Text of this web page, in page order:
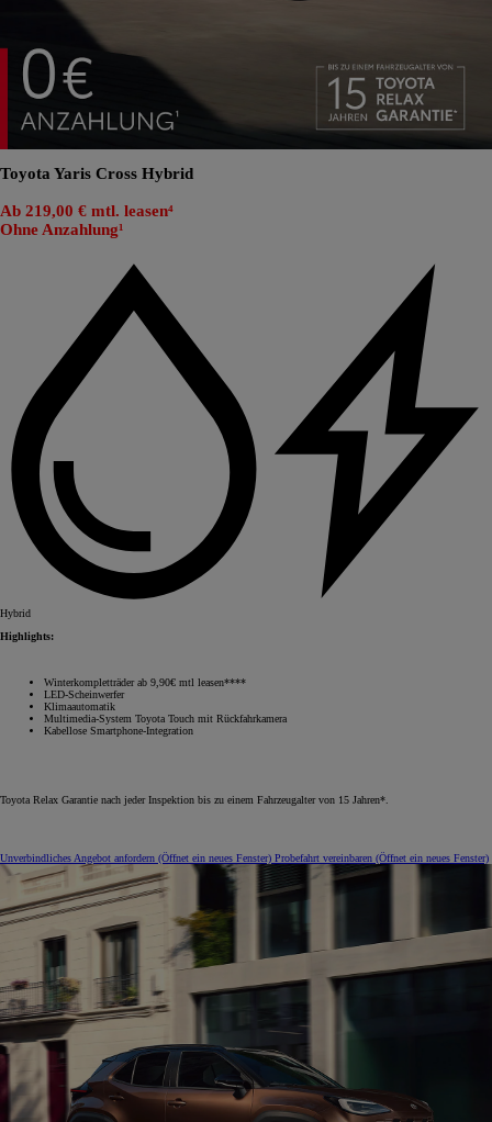
Toyota Yaris Cross Hybrid
Ab 219,00 € mtl. leasen⁴
Ohne Anzahlung¹
Hybrid
Highlights:
Winterkompletträder ab 9,90€ mtl leasen****
LED-Scheinwerfer
Klimaautomatik
Multimedia-System Toyota Touch mit Rückfahrkamera
Kabellose Smartphone-Integration
Toyota Relax Garantie nach jeder Inspektion bis zu einem Fahrzeugalter von 15 Jahren*.
Unverbindliches Angebot anfordern (Öffnet ein neues Fenster) Probefahrt vereinbaren (Öffnet ein neues Fenster)